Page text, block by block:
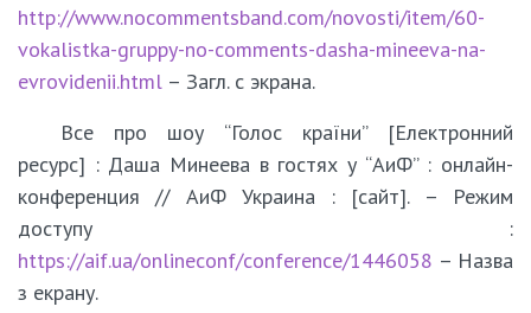
http://www.nocommentsband.com/novosti/item/60-
vokalistka-gruppy-no-comments-dasha-mineeva-na-
evrovidenii.html – Загл. с экрана.
Все про шоу “Голос країни” [Електронний
ресурс] : Даша Минеева в гостях у “АиФ” : онлайн-
конференция // АиФ Украина : [сайт]. – Режим
доступу :
https://aif.ua/onlineconf/conference/1446058 – Назва
з екрану.